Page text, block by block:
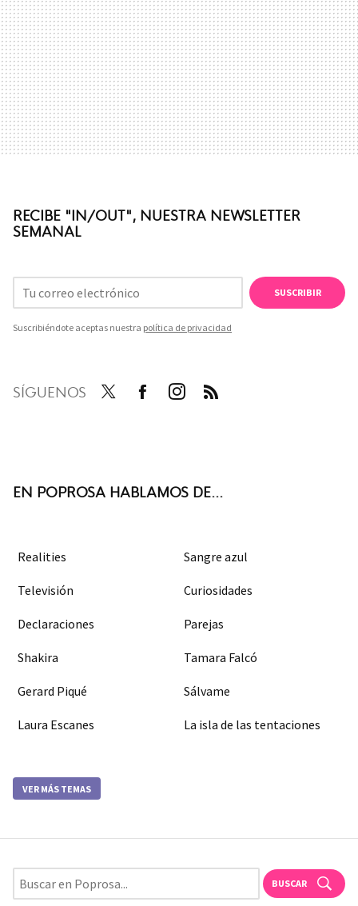
RECIBE "IN/OUT", NUESTRA NEWSLETTER
SEMANAL
SUSCRIBIR
Suscribiéndote aceptas nuestra política de privacidad
SÍGUENOS
EN POPROSA HABLAMOS DE...
Realities Sangre azul
Televisión Curiosidades
Declaraciones Parejas
Shakira Tamara Falcó
Gerard Piqué Sálvame
Laura Escanes La isla de las tentaciones
VER MÁS TEMAS
BUSCAR